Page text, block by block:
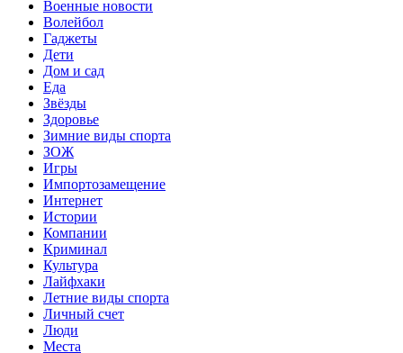
Военные новости
Волейбол
Гаджеты
Дети
Дом и сад
Еда
Звёзды
Здоровье
Зимние виды спорта
ЗОЖ
Игры
Импортозамещение
Интернет
Истории
Компании
Криминал
Культура
Лайфхаки
Летние виды спорта
Личный счет
Люди
Места